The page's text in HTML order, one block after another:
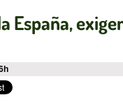
España,